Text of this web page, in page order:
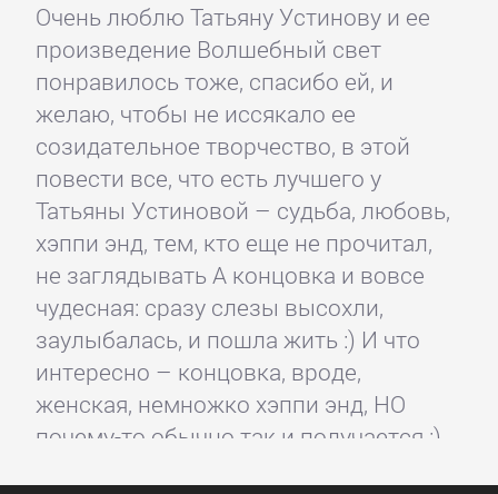
Очень люблю Татьяну Устинову и ее
произведение Волшебный свет
понравилось тоже, спасибо ей, и
желаю, чтобы не иссякало ее
созидательное творчество, в этой
повести все, что есть лучшего у
Татьяны Устиновой – судьба, любовь,
хэппи энд, тем, кто еще не прочитал,
не заглядывать А концовка и вовсе
чудесная: сразу слезы высохли,
заулыбалась, и пошла жить :) И что
интересно – концовка, вроде,
женская, немножко хэппи энд, НО
почему-то обычно так и получается :)